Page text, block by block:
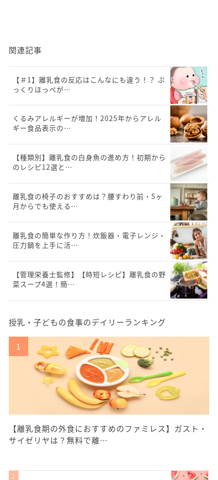
関連記事
【＃1】離乳食の反応はこんなにも違う！？ ぷ
っくりほっぺが…
くるみアレルギーが増加！2025年からアレル
ギー食品表示の…
【種類別】離乳食の白身魚の進め方！初期から
のレシピ12選と…
離乳食の椅子のおすすめは？腰すわり前・5ヶ
月からでも使える…
離乳食の簡単な作り方！炊飯器・電子レンジ・
圧力鍋を上手に活…
【管理栄養士監修】【時短レシピ】離乳食の野
菜スープ4選！簡…
授乳・子どもの食事のデイリーランキング
【離乳食期の外食におすすめのファミレス】ガスト・
サイゼリヤは？無料で離…